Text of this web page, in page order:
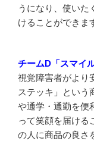
うになり、使いた
けることができま
チームD「スマイ
視覚障害者がより
ステッキ」という
や通学・通勤を便
って笑顔を届ける
の人に商品の良さ